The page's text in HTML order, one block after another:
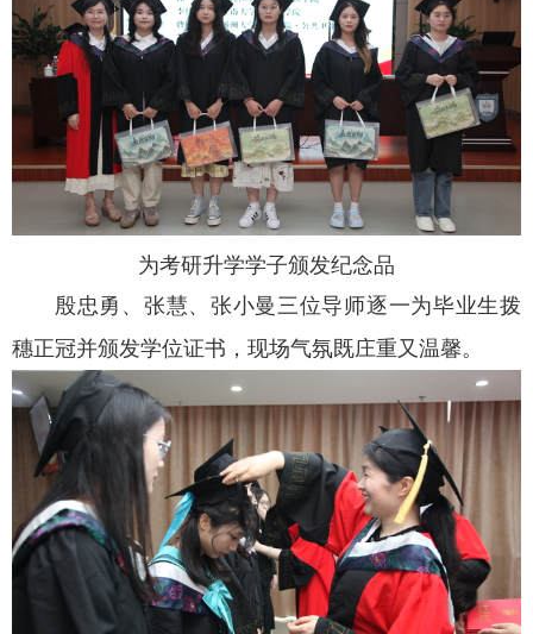
为考研升学学子颁发纪念品
殷忠勇、张慧、张小曼三位导师逐一为毕业生拨
穗正冠并颁发学位证书，现场气氛既庄重又温馨。